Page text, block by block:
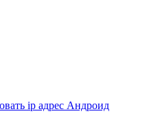
ip адрес Андроид